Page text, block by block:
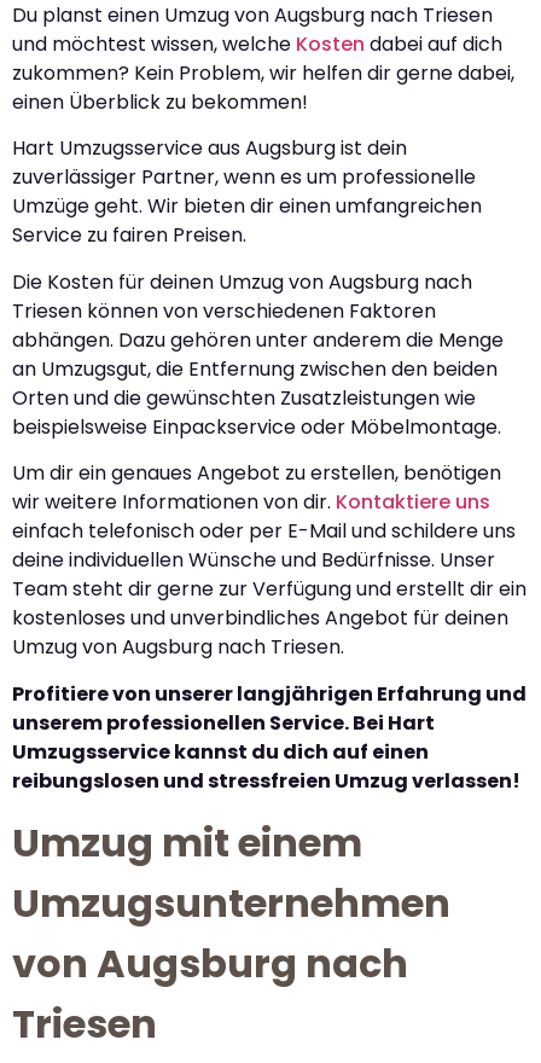
Du planst einen Umzug von Augsburg nach Triesen
und möchtest wissen, welche Kosten dabei auf dich
zukommen? Kein Problem, wir helfen dir gerne dabei,
einen Überblick zu bekommen!
Hart Umzugsservice aus Augsburg ist dein
zuverlässiger Partner, wenn es um professionelle
Umzüge geht. Wir bieten dir einen umfangreichen
Service zu fairen Preisen.
Die Kosten für deinen Umzug von Augsburg nach
Triesen können von verschiedenen Faktoren
abhängen. Dazu gehören unter anderem die Menge
an Umzugsgut, die Entfernung zwischen den beiden
Orten und die gewünschten Zusatzleistungen wie
beispielsweise Einpackservice oder Möbelmontage.
Um dir ein genaues Angebot zu erstellen, benötigen
wir weitere Informationen von dir. Kontaktiere uns
einfach telefonisch oder per E-Mail und schildere uns
deine individuellen Wünsche und Bedürfnisse. Unser
Team steht dir gerne zur Verfügung und erstellt dir ein
kostenloses und unverbindliches Angebot für deinen
Umzug von Augsburg nach Triesen.
Profitiere von unserer langjährigen Erfahrung und
unserem professionellen Service. Bei Hart
Umzugsservice kannst du dich auf einen
reibungslosen und stressfreien Umzug verlassen!
Umzug mit einem
Umzugsunternehmen
von Augsburg nach
Triesen